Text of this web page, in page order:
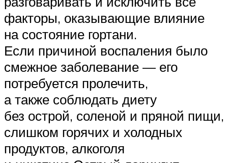
факторы, оказывающие влияние
на состояние гортани.
Если причиной воспаления было
смежное заболевание — его
потребуется пролечить,
а также соблюдать диету
без острой, соленой и пряной пищи,
слишком горячих и холодных
продуктов, алкоголя